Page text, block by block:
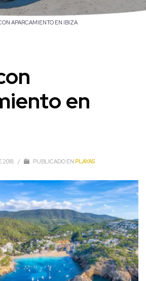
APARCAMIENTO EN IBIZA
en
2018 / PUBLICADO EN PLAYAS